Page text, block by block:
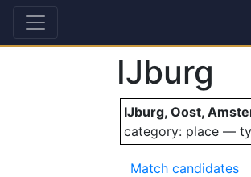
IJburg
IJburg, Oost,
category: place —
Match candidates